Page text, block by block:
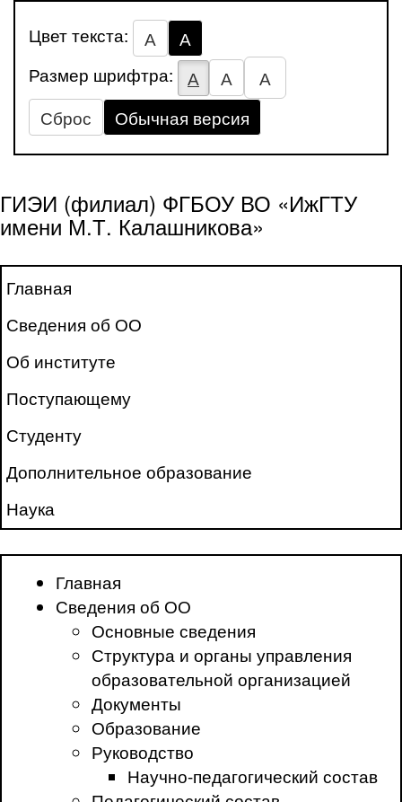
Цвет текста: А
А
Размер шрифтра:
А А
А
Сброс
Обычная версия
ГИЭИ (филиал) ФГБОУ ВО «ИжГТУ
имени М.Т. Калашникова»
Главная
Сведения об ОО
Об институте
Поступающему
Студенту
Дополнительное образование
Наука
Главная
Сведения об ОО
Основные сведения
Структура и органы управления
образовательной организацией
Документы
Образование
Руководство
Научно-педагогический состав